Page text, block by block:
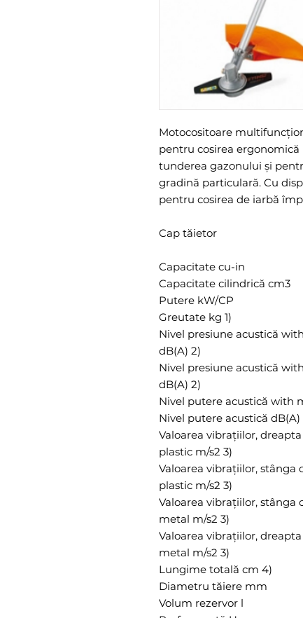
Motocositoare
pentru cosirea
tunderea gazonului şi
gradină particulară. Cu
pentru cosirea de iarbă
Cap tăietor
Capacitate cu-in
Capacitate cilindrică cm3
Putere kW/CP
Greutate kg 1)
Nivel presiune acustică
dB(A) 2)
Nivel presiune acustică
dB(A) 2)
Nivel putere acustică with
Nivel putere acustică dB(A)
Valoarea vibrațiilor,
plastic m/s2 3)
Valoarea vibrațiilor, stânga
plastic m/s2 3)
Valoarea vibrațiilor, stânga
metal m/s2 3)
Valoarea vibrațiilor,
metal m/s2 3)
Lungime totală cm 4)
Diametru tăiere mm
Volum rezervor l